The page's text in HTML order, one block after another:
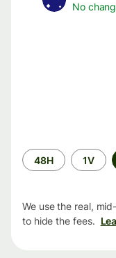
No
Time
period
48H 1V
We use the real,
to hide the fees.